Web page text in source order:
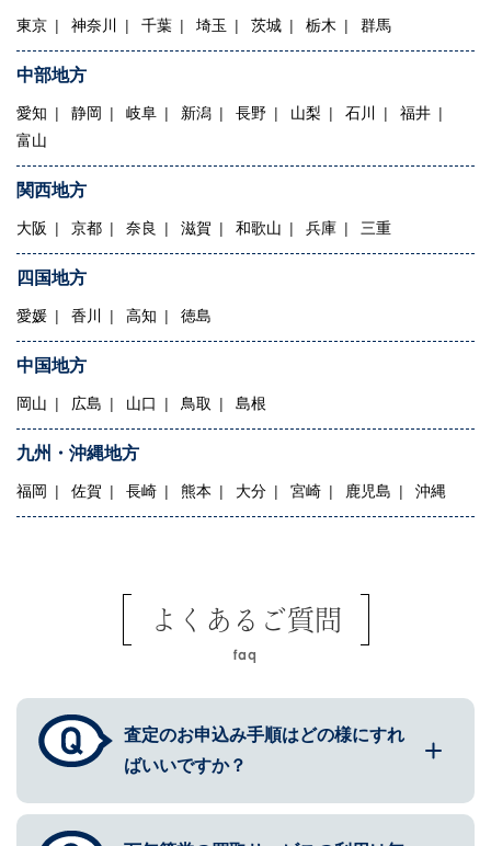
東京 神奈川 千葉 埼玉 茨城 栃木 群馬
中部地方
愛知 静岡 岐阜 新潟 長野 山梨 石川
福井
富山
関西地方
大阪 京都 奈良 滋賀 和歌山 兵庫 三重
四国地方
愛媛 香川 高知 徳島
中国地方
岡山 広島 山口 鳥取 島根
九州・沖縄地方
福岡 佐賀 長崎 熊本 大分 宮崎 鹿児島 沖縄
よくあるご質問
faq
査定のお申込み手順はどの様にすれ
ばいいですか？